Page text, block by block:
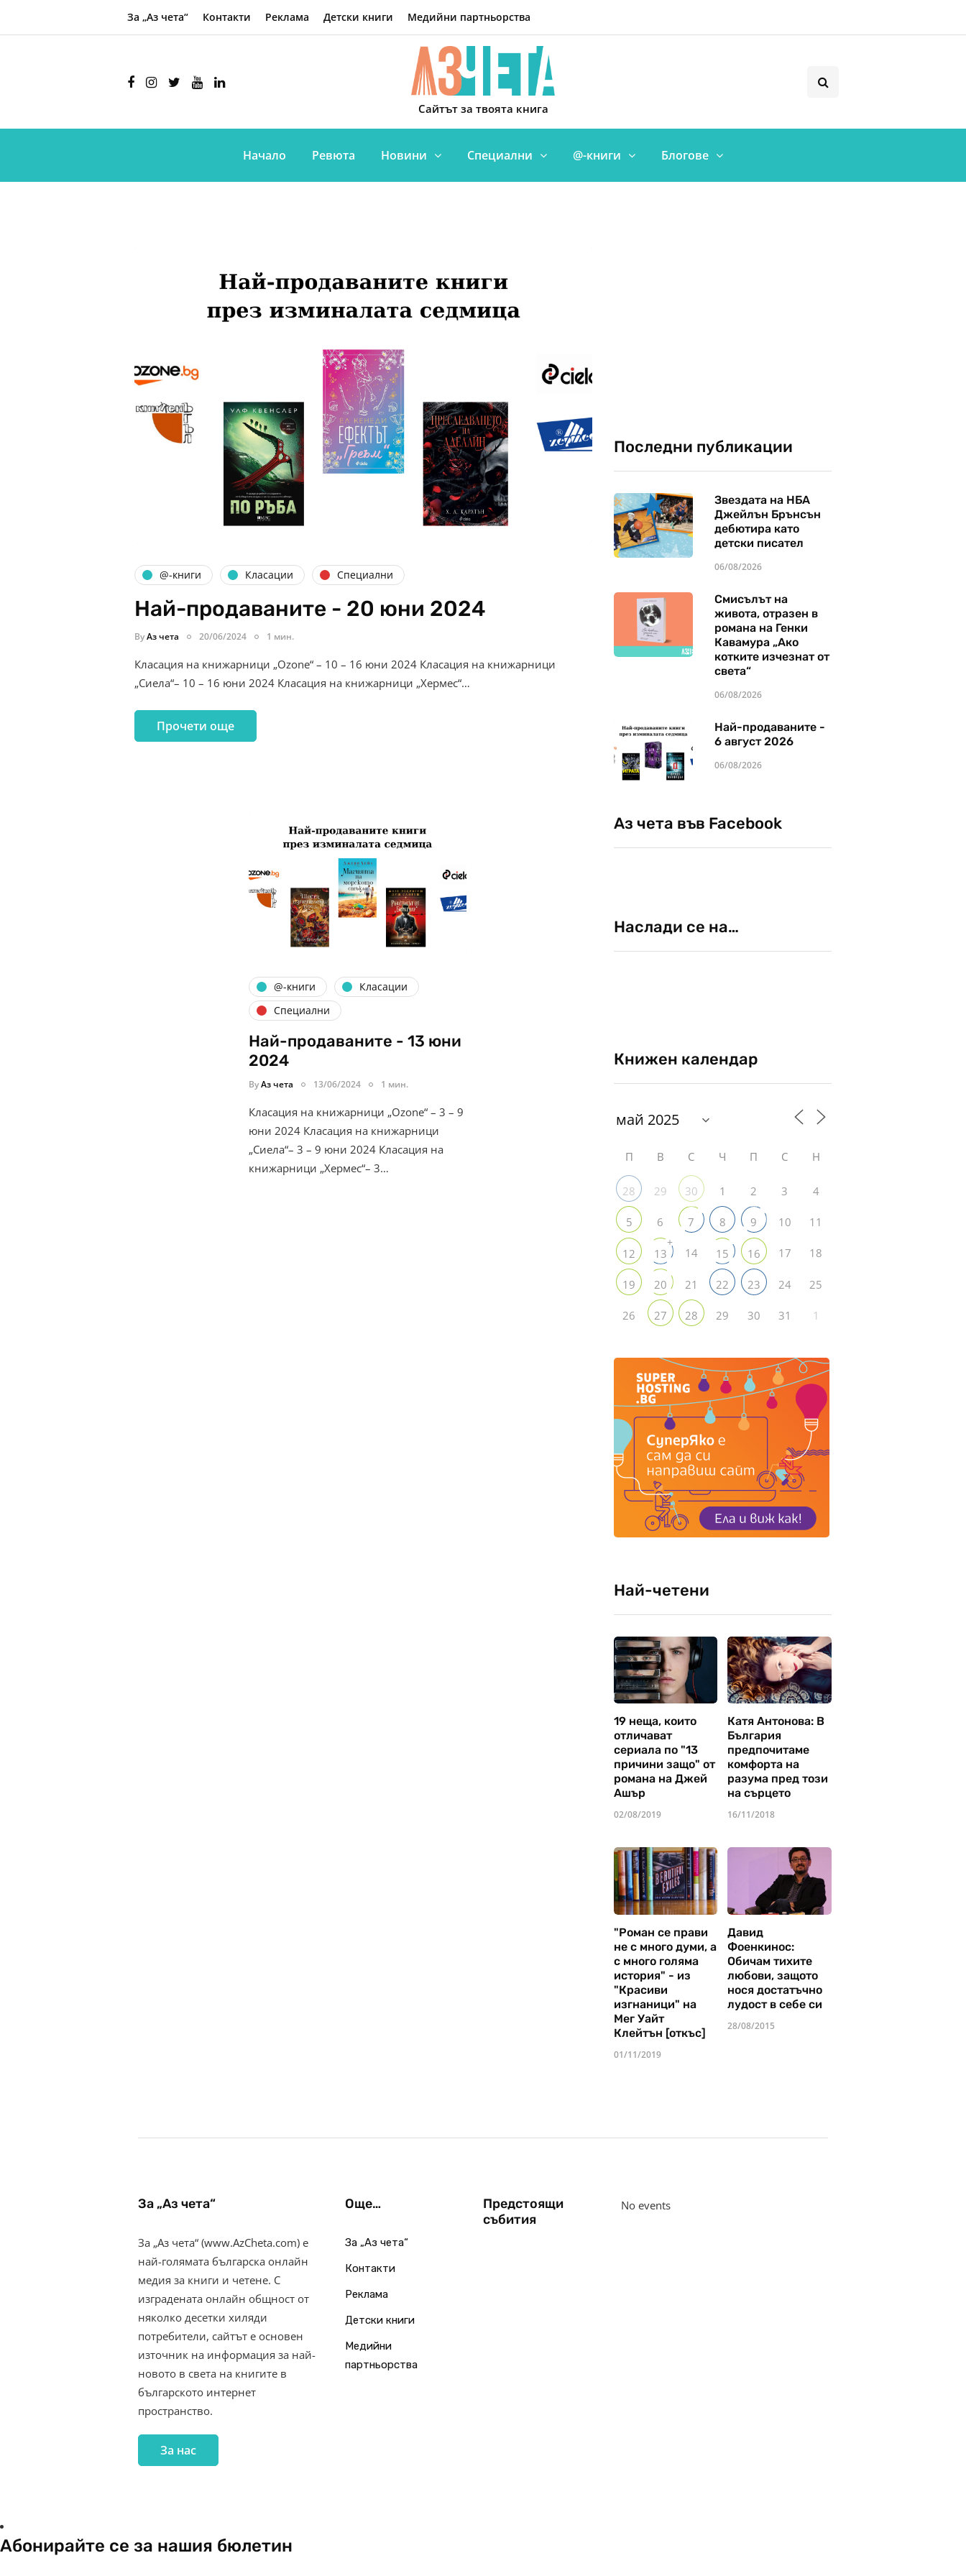
За „Аз чета“ Контакти Реклама Детски книги Медийни партньорства
Сайтът за твоята книга
Начало Ревюта Новини Специални @-книги Блогове
@-книги Класации Специални
Най-продаваните - 20 юни 2024
ByАз чета 20/06/2024 1 мин.
Класация на книжарници „Ozone“ – 10 – 16 юни 2024 Класация на книжарници
„Сиела“– 10 – 16 юни 2024 Класация на книжарници „Хермес“…
Прочети още
@-книги
Класации
Специални
Най-продаваните - 13 юни
2024
ByАз чета 13/06/2024 1 мин.
Класация на книжарници „Ozone“ – 3 – 9
юни 2024 Класация на книжарници
„Сиела“– 3 – 9 юни 2024 Класация на
книжарници „Хермес“– 3…
Последни публикации
Звездата на НБА
Джейлън Брънсън
дебютира като
детски писател
06/08/2026
Смисълът на
живота, отразен в
романа на Генки
Кавамура „Ако
котките изчезнат от
света“
06/08/2026
Най-продаваните -
6 август 2026
06/08/2026
Аз чета във Facebook
Наслади се на…
Книжен календар
П В С Ч П С Н
28 29 30 1 2 3 4
5 6 7 8 9 10 11
12 13
+
14 15 16 17 18
19 20 21 22 23 24 25
26 27 28 29 30 31 1
Най-четени
19 неща, които
отличават
сериала по "13
причини защо" от
романа на Джей
Ашър
02/08/2019
Катя Антонова: В
България
предпочитаме
комфорта на
разума пред този
на сърцето
16/11/2018
"Роман се прави
не с много думи, а
с много голяма
история" - из
"Красиви
изгнаници" на
Мег Уайт
Клейтън [откъс]
01/11/2019
Давид
Фоенкинос:
Обичам тихите
любови, защото
нося достатъчно
лудост в себе си
28/08/2015
За „Аз чета“
За „Аз чета“ (www.AzCheta.com) е
най-голямата българска онлайн
медия за книги и четене. С
изградената онлайн общност от
няколко десетки хиляди
потребители, сайтът е основен
източник на информация за най-
новото в света на книгите в
българското интернет
пространство.
За нас
Още…
За „Аз чета“
Контакти
Реклама
Детски книги
Медийни
партньорства
Предстоящи
събития
No events
Абонирайте се за нашия бюлетин